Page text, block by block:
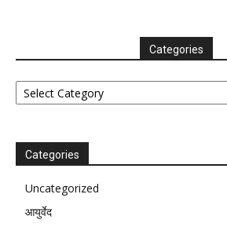
Categories
Categories
Categories
Uncategorized
आयुर्वेद